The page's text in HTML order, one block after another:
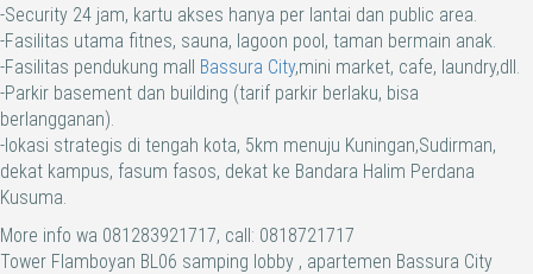
-Security 24 jam, kartu akses hanya per lantai dan public area.
-Fasilitas utama fitnes, sauna, lagoon pool, taman bermain anak.
-Fasilitas pendukung mall Bassura City,mini market, cafe, laundry,dll.
-Parkir basement dan building (tarif parkir berlaku, bisa
berlangganan).
-lokasi strategis di tengah kota, 5km menuju Kuningan,Sudirman,
dekat kampus, fasum fasos, dekat ke Bandara Halim Perdana
Kusuma.
More info wa 081283921717, call: 0818721717
Tower Flamboyan BL06 samping lobby , apartemen Bassura City